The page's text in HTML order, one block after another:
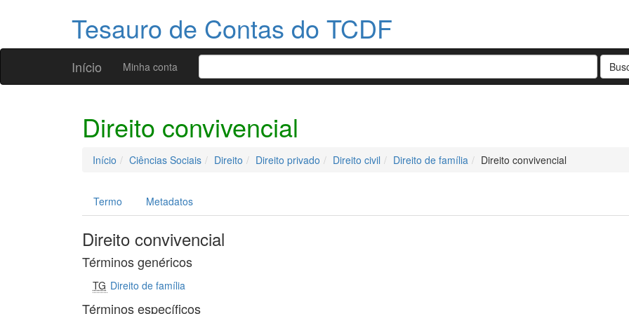
Tesauro de Contas do TCDF
Início Minha conta
Direito convivencial
Início Ciências Sociais Direito Direito privado Direito civil Direito de família Direito convivencial
Termo Metadatos
Direito convivencial
Términos genéricos
TG Direito de família
Términos específicos